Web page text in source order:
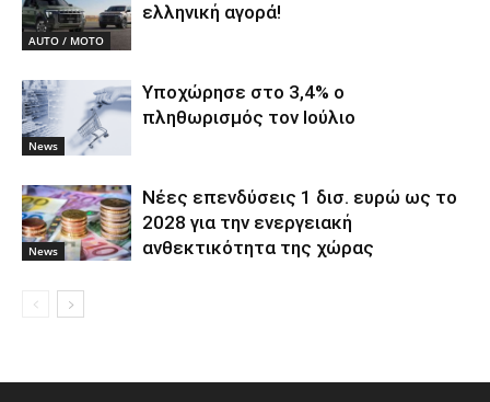
AUTO / MOTO
ελληνική αγορά!
News
Υποχώρησε στο 3,4% ο
πληθωρισμός τον Ιούλιο
News
Νέες επενδύσεις 1 δισ. ευρώ ως το
2028 για την ενεργειακή
ανθεκτικότητα της χώρας